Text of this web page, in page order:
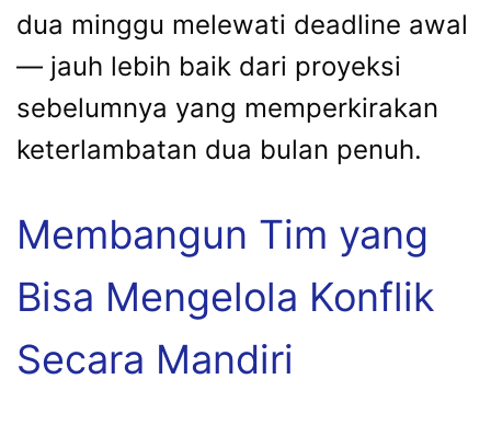
dua minggu melewati deadline awal
— jauh lebih baik dari proyeksi
sebelumnya yang memperkirakan
keterlambatan dua bulan penuh.
Membangun Tim yang
Bisa Mengelola Konflik
Secara Mandiri